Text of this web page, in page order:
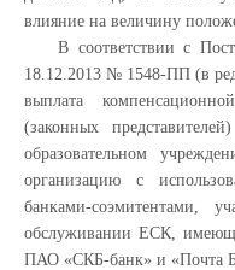
влияние на величину
В соответствии с
18.12.2013 № 1548-ПП (в
выплата
(законных
образовательном
организацию с
банками-соэмитентами,
обслуживании ЕСК,
ПАО «СКБ-банк» и «Почта